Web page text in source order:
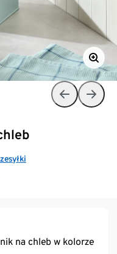
na chleb w kolorze